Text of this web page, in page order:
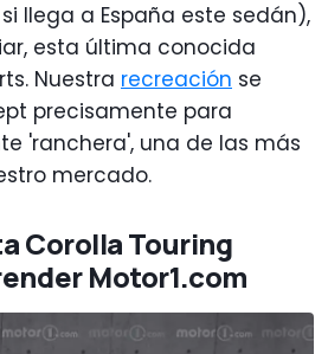
llega a España este sedán),
esta última conocida
Nuestra recreación se
precisamente para
'ranchera', una de las más
mercado.
Corolla Touring
Motor1.com